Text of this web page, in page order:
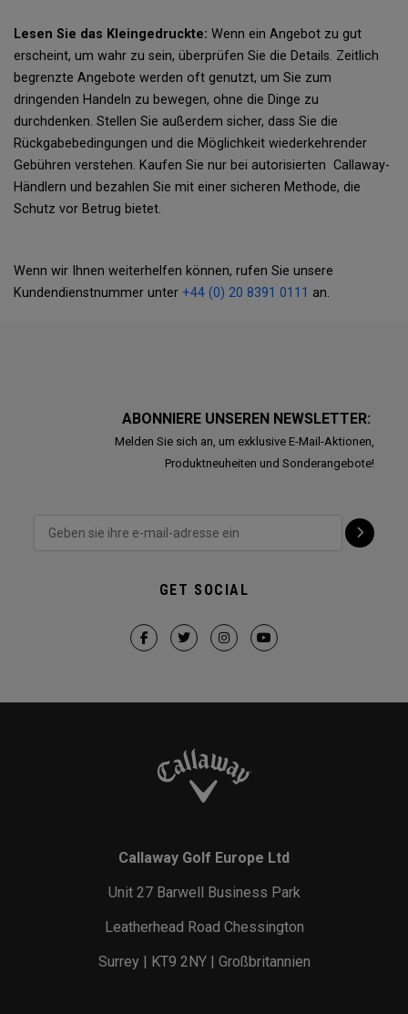
Lesen Sie das Kleingedruckte: Wenn ein Angebot zu gut
erscheint, um wahr zu sein, überprüfen Sie die Details. Zeitlich
begrenzte Angebote werden oft genutzt, um Sie zum
dringenden Handeln zu bewegen, ohne die Dinge zu
durchdenken. Stellen Sie außerdem sicher, dass Sie die
Rückgabebedingungen und die Möglichkeit wiederkehrender
Gebühren verstehen. Kaufen Sie nur bei autorisierten Callaway-
Händlern und bezahlen Sie mit einer sicheren Methode, die
Schutz vor Betrug bietet.
Wenn wir Ihnen weiterhelfen können, rufen Sie unsere
Kundendienstnummer unter +44 (0) 20 8391 0111 an.
ABONNIERE UNSEREN NEWSLETTER:
Melden Sie sich an, um exklusive E-Mail-Aktionen,
Produktneuheiten und Sonderangebote!
GET SOCIAL
Callaway Golf Europe Ltd
Unit 27 Barwell Business Park
Leatherhead Road Chessington
Surrey | KT9 2NY | Großbritannien